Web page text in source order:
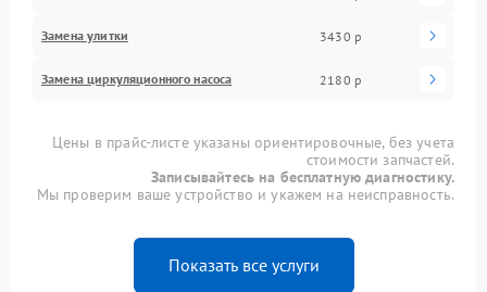
Замена улитки 3430 р
Замена циркуляционного насоса 2180 р
Цены в прайс-листе указаны ориентировочные, без учета
стоимости запчастей.
Записывайтесь на бесплатную диагностику.
Мы проверим ваше устройство и укажем на неисправность.
Показать все услуги